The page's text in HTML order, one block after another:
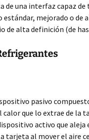
de una interfaz capaz
estándar, mejorado o de
de alta definición (de
pasivo
calor que lo extrae de la
activo que aleja
tarjeta al mover el aire